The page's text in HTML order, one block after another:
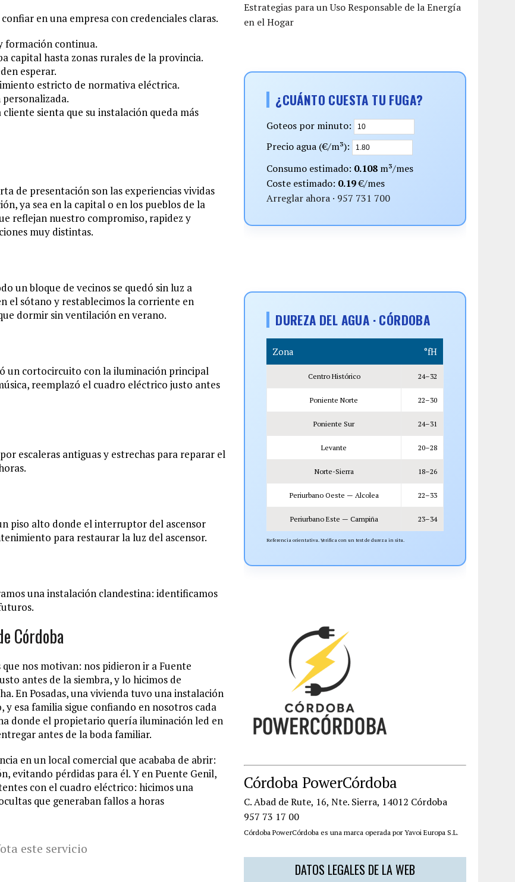
en una empresa con credenciales claras.
formación continua.
capital hasta zonas rurales de la provincia.
esperar.
estricto de normativa eléctrica.
sienta que su instalación queda más
de presentación son las experiencias vividas
ya sea en la capital o en los pueblos de la
reflejan nuestro compromiso, rapidez y
muy distintas.
un bloque de vecinos se quedó sin luz a
el sótano y restablecimos la corriente en
dormir sin ventilación en verano.
un cortocircuito con la iluminación principal
reemplazó el cuadro eléctrico justo antes
escaleras antiguas y estrechas para reparar el
piso alto donde el interruptor del ascensor
para restaurar la luz del ascensor.
una instalación clandestina: identificamos
Córdoba
nos motivan: nos pidieron ir a Fuente
antes de la siembra, y lo hicimos de
En Posadas, una vivienda tuvo una instalación
esa familia sigue confiando en nosotros cada
donde el propietario quería iluminación led en
antes de la boda familiar.
en un local comercial que acababa de abrir:
evitando pérdidas para él. Y en Puente Genil,
con el cuadro eléctrico: hicimos una
que generaban fallos a horas
este servicio
Estrategias para un Uso Responsable de la Energía
en el Hogar
¿CUÁNTO CUESTA TU FUGA?
Goteos por minuto:
Precio agua (€/m³):
Consumo estimado: 0.108 m³/mes
Coste estimado: 0.19€/mes
Arreglar ahora · 957 731 700
DUREZA DEL AGUA · CÓRDOBA
Zona °fH
Centro Histórico 24–32
Poniente Norte 22–30
Poniente Sur 24–31
Levante 20–28
Norte-Sierra 18–26
Periurbano Oeste — Alcolea 22–33
Periurbano Este — Campiña 23–34
Referencia orientativa. Verifica con un test de dureza in situ.
Córdoba PowerCórdoba
C. Abad de Rute, 16, Nte. Sierra, 14012 Córdoba
957 73 17 00
Córdoba PowerCórdoba es una marca operada por Yavoi Europa S.L.
DATOS LEGALES DE LA WEB